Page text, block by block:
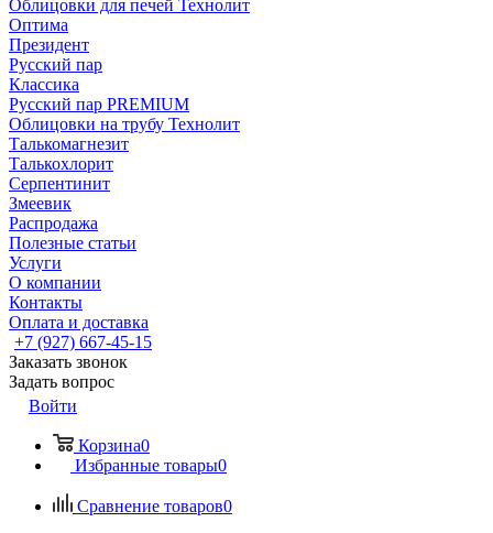
Облицовки для печей Технолит
Оптима
Президент
Русский пар
Классика
Русский пар PREMIUM
Облицовки на трубу Технолит
Талькомагнезит
Талькохлорит
Серпентинит
Змеевик
Распродажа
Полезные статьи
Услуги
О компании
Контакты
Оплата и доставка
+7 (927) 667-45-15
Заказать звонок
Задать вопрос
Войти
Корзина0
Избранные товары0
Сравнение товаров0